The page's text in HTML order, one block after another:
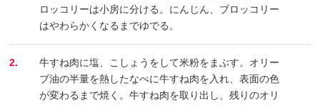
ロッコリーは小房に分ける。にんじん、ブロッコリー
はやわらかくなるまでゆでる。
2.
牛すね肉に塩、こしょうをして米粉をまぶす。オリー
ブ油の半量を熱したなべに牛すね肉を入れ、表面の色
が変わるまで焼く。牛すね肉を取り出し、残りのオリ